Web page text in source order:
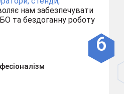
нам забезпечувати
та бездоганну роботу